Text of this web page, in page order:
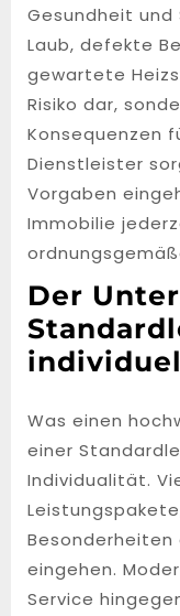
Gesundheit und
Laub, defekte
gewartete
Risiko dar,
Konsequenzen
Dienstleister
Vorgaben
Immobilie
Der
Was einen
einer
Individualität.
Besonderheiten
eingehen.
Service